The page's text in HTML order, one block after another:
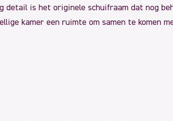
is het originele schuifraam dat nog
kamer een ruimte om samen te komen